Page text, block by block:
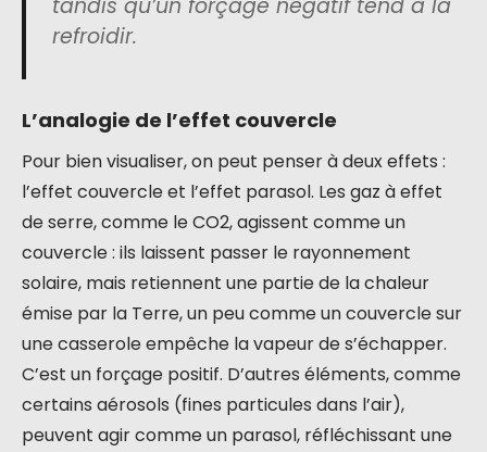
tandis qu’un forçage négatif tend à la
refroidir.
L’analogie de l’effet couvercle
Pour bien visualiser, on peut penser à deux effets :
l’effet couvercle et l’effet parasol. Les gaz à effet
de serre, comme le CO2, agissent comme un
couvercle : ils laissent passer le rayonnement
solaire, mais retiennent une partie de la chaleur
émise par la Terre, un peu comme un couvercle sur
une casserole empêche la vapeur de s’échapper.
C’est un forçage positif. D’autres éléments, comme
certains aérosols (fines particules dans l’air),
peuvent agir comme un parasol, réfléchissant une